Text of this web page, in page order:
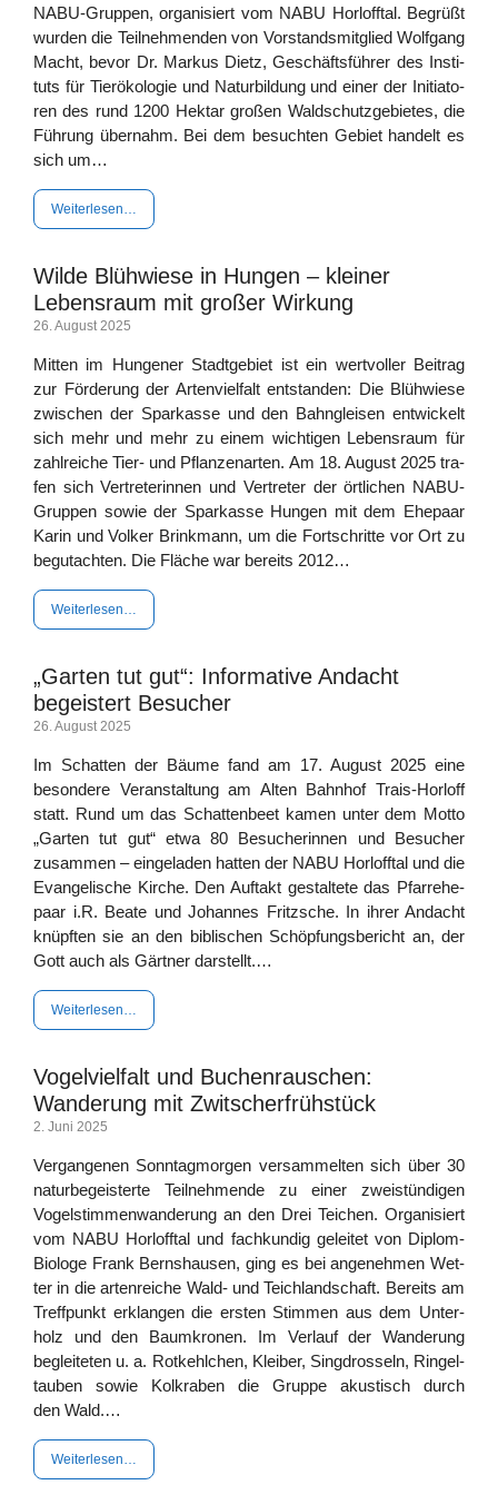
NABU-Grup­­­pen, orga­ni­siert vom NABU Horl­off­tal. Begrüßt
wur­den die Teil­neh­men­den von Vor­stands­mit­glied Wolf­gang
Macht, bevor Dr. Mar­kus Dietz, Geschäfts­füh­rer des Insti­
tuts für Tier­öko­lo­gie und Natur­bil­dung und einer der Initia­to­
ren des rund 1200 Hekt­ar gro­ßen Wald­schutz­ge­bie­tes, die
Füh­rung über­nahm. Bei dem besuch­ten Gebiet han­delt es
sich um…
Wei­ter­le­sen…
Wilde Blühwiese in Hungen – kleiner
Lebensraum mit großer Wirkung
26. August 2025
Mit­ten im Hun­ge­ner Stadt­ge­biet ist ein wert­vol­ler Bei­trag
zur För­de­rung der Arten­viel­falt ent­stan­den: Die Blüh­wie­se
zwi­schen der Spar­kas­se und den Bahn­glei­sen ent­wi­ckelt
sich mehr und mehr zu einem wich­ti­gen Lebens­raum für
zahl­rei­che Tier- und Pflan­zen­ar­ten. Am 18. August 2025 tra­
fen sich Ver­tre­te­rin­nen und Ver­tre­ter der ört­li­chen NABU-
Grup­­­pen sowie der Spar­kas­se Hun­gen mit dem Ehe­paar
Karin und Vol­ker Brink­mann, um die Fort­schrit­te vor Ort zu
begut­ach­ten. Die Flä­che war bereits 2012…
Wei­ter­le­sen…
„Garten tut gut“: Informative Andacht
begeistert Besucher
26. August 2025
Im Schat­ten der Bäu­me fand am 17. August 2025 eine
beson­de­re Ver­an­stal­tung am Alten Bahn­hof Trais-Hor­l­off
statt. Rund um das Schat­ten­beet kamen unter dem Mot­to
„Gar­ten tut gut“ etwa 80 Besu­che­rin­nen und Besu­cher
zusam­men – ein­ge­la­den hat­ten der NABU Horl­off­tal und die
Evan­ge­li­sche Kir­che. Den Auf­takt gestal­te­te das Pfar­r­ehe­
paar i.R. Bea­te und Johan­nes Fritz­sche. In ihrer Andacht
knüpf­ten sie an den bibli­schen Schöp­fungs­be­richt an, der
Gott auch als Gärt­ner darstellt.…
Wei­ter­le­sen…
Vogelvielfalt und Buchenrauschen:
Wanderung mit Zwitscherfrühstück
2. Juni 2025
Ver­gan­ge­nen Sonn­tag­mor­gen ver­sam­mel­ten sich über 30
natur­be­geis­ter­te Teil­neh­men­de zu einer zwei­stün­di­gen
Vogel­stim­men­wan­de­rung an den Drei Tei­chen. Orga­ni­siert
vom NABU Horl­off­tal und fach­kun­dig gelei­tet von Diplom-
Bio­­­­­lo­­­ge Frank Berns­hau­sen, ging es bei ange­neh­men Wet­
ter in die arten­rei­che Wald- und Teich­land­schaft. Bereits am
Treff­punkt erklan­gen die ers­ten Stim­men aus dem Unter­
holz und den Baum­kro­nen. Im Ver­lauf der Wan­de­rung
beglei­te­ten u. a. Rot­kehl­chen, Klei­ber, Sing­dros­seln, Rin­gel­
tau­ben sowie Kolk­ra­ben die Grup­pe akus­tisch durch
den Wald.…
Wei­ter­le­sen…